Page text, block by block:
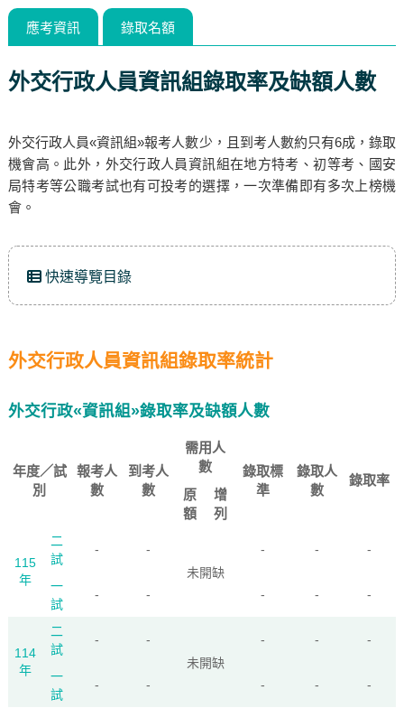
應考資訊 錄取名額
外交行政人員資訊組錄取率及缺額人數
外交行政人員«資訊組»報考人數少，且到考人數約只有6成，錄取
機會高。此外，外交行政人員資訊組在地方特考、初等考、國安
局特考等公職考試也有可投考的選擇，一次準備即有多次上榜機
會。
快速導覽目錄
外交行政人員資訊組錄取率統計
外交行政«資訊組»錄取率及缺額人數
年度／試
別
報考人
數
到考人
數
需用人
數
錄取標
準
錄取人
數
錄取率
原
額
增
列
115
年
二
試
-
-
未開缺
- - -
一
試
- - - - -
114
年
二
試
-
-
未開缺
- - -
一
試
- - - - -